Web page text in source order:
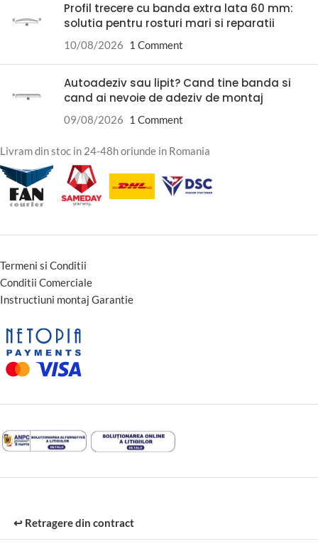
Profil trecere cu banda extra lata 60 mm:
solutia pentru rosturi mari si reparatii
10/08/2026 1 Comment
Autoadeziv sau lipit? Cand tine banda si
cand ai nevoie de adeziv de montaj
09/08/2026 1 Comment
Livram din stoc in 24-48h oriunde in Romania
Termeni si Conditii
Conditii Comerciale
Instructiuni montaj Garantie
↩️ Retragere din contract